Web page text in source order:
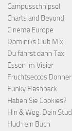
Campusschnipsel
Charts and Beyond
Cinema Europe
Dominiks Club Mix
Du fährst dann Taxi
Essen im Visier
Fruchtseccos
Funky Flashback
Haben Sie Cookies?
Hin & Weg: Dein
Huch ein Buch